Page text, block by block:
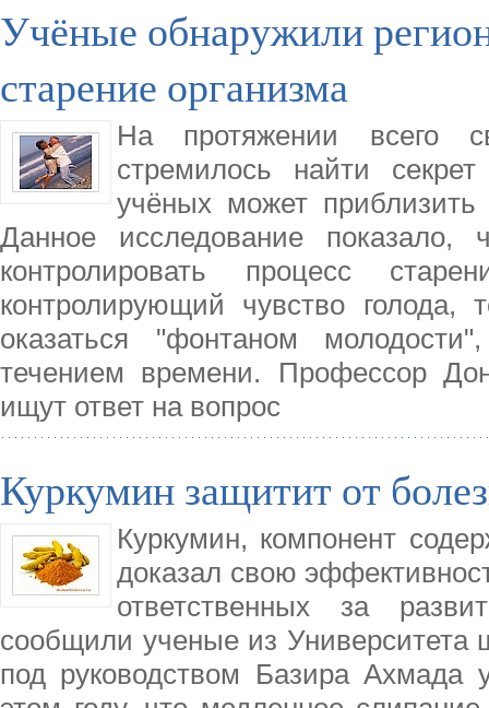
Учёные обнаружили
старение организма
На протяжении всего
стремилось найти
учёных может приблизить
Данное исследование
контролировать процесс
контролирующий чувство голода,
оказаться "фонтаном
течением времени. Профессор
ищут ответ на вопрос
Куркумин защитит от
Куркумин, компонент
доказал свою
ответственных за
сообщили ученые из Университета
под руководством Базира Ахмада